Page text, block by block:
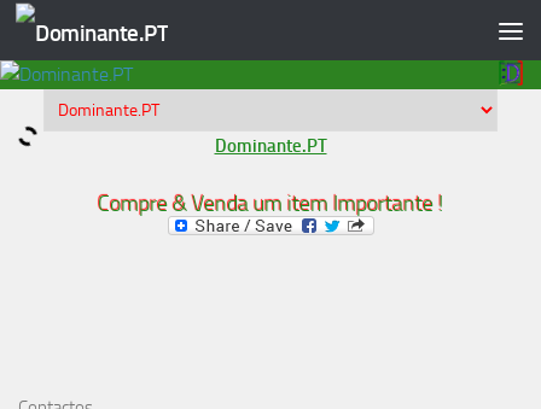
Skip to content
Dominante.PT
Compre & Venda um item Importante !